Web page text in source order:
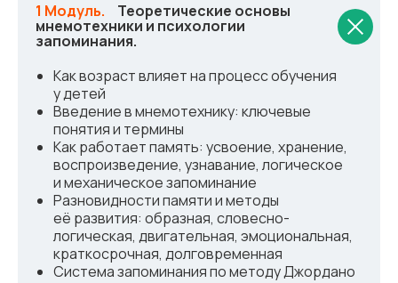
1 Модуль. Теоретические основы
мнемотехники и психологии
запоминания.
Как возраст влияет на процесс обучения
у детей
Введение в мнемотехнику: ключевые
понятия и термины
Как работает память: усвоение, хранение,
воспроизведение, узнавание, логическое
и механическое запоминание
Разновидности памяти и методы
её развития: образная, словесно-
логическая, двигательная, эмоциональная,
краткосрочная, долговременная
Система запоминания по методу Джордано